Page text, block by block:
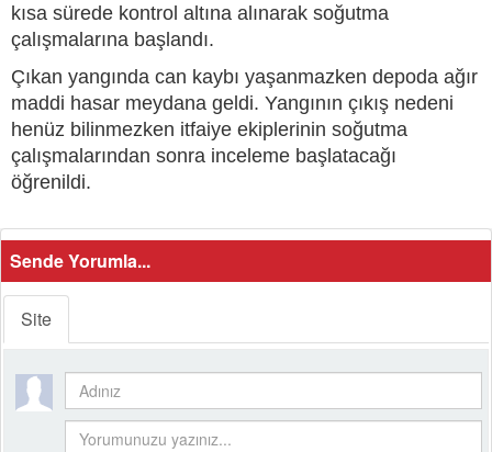
kısa sürede kontrol altına alınarak soğutma
çalışmalarına başlandı.
Çıkan yangında can kaybı yaşanmazken depoda ağır
maddi hasar meydana geldi. Yangının çıkış nedeni
henüz bilinmezken itfaiye ekiplerinin soğutma
çalışmalarından sonra inceleme başlatacağı
öğrenildi.
Sende Yorumla...
Site